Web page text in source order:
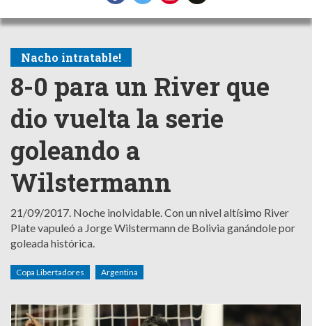
Nacho intratable!
8-0 para un River que
dio vuelta la serie
goleando a
Wilstermann
21/09/2017. Noche inolvidable. Con un nivel altísimo River
Plate vapuleó a Jorge Wilstermann de Bolivia ganándole por
goleada histórica.
Copa Libertadores Argentina